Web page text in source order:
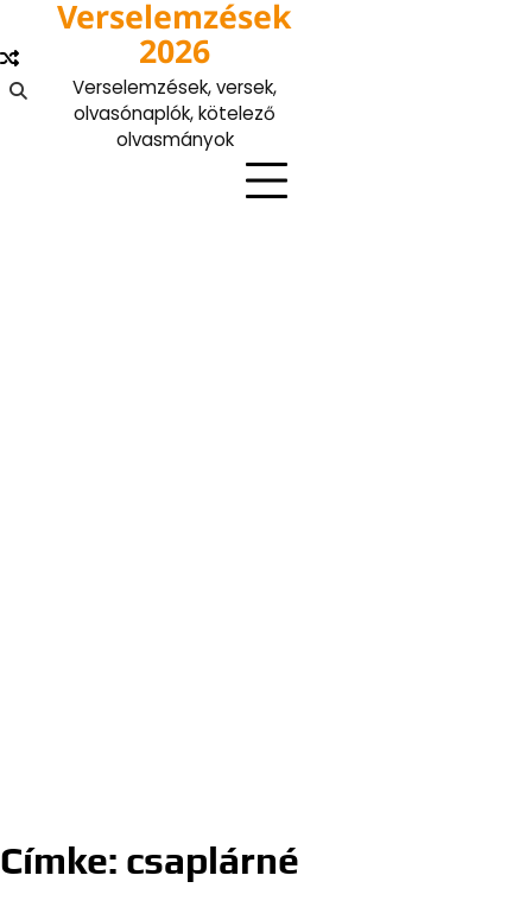
content
Verselemzések
2026
Verselemzések, versek,
olvasónaplók, kötelező
olvasmányok
Címke: csaplárné